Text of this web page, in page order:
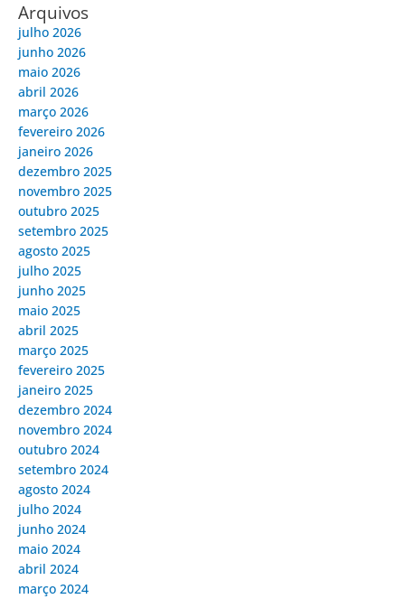
Arquivos
julho 2026
junho 2026
maio 2026
abril 2026
março 2026
fevereiro 2026
janeiro 2026
dezembro 2025
novembro 2025
outubro 2025
setembro 2025
agosto 2025
julho 2025
junho 2025
maio 2025
abril 2025
março 2025
fevereiro 2025
janeiro 2025
dezembro 2024
novembro 2024
outubro 2024
setembro 2024
agosto 2024
julho 2024
junho 2024
maio 2024
abril 2024
março 2024